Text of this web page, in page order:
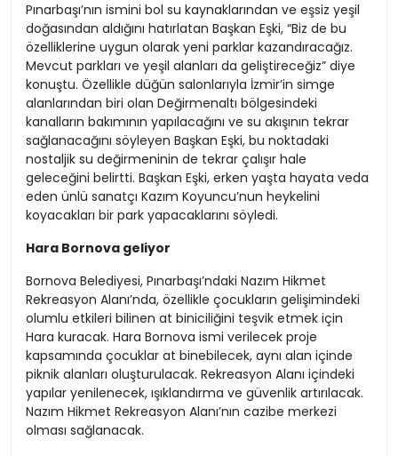
Pınarbaşı’nın ismini bol su kaynaklarından ve eşsiz yeşil
doğasından aldığını hatırlatan Başkan Eşki, “Biz de bu
özelliklerine uygun olarak yeni parklar kazandıracağız.
Mevcut parkları ve yeşil alanları da geliştireceğiz” diye
konuştu. Özellikle düğün salonlarıyla İzmir’in simge
alanlarından biri olan Değirmenaltı bölgesindeki
kanalların bakımının yapılacağını ve su akışının tekrar
sağlanacağını söyleyen Başkan Eşki, bu noktadaki
nostaljik su değirmeninin de tekrar çalışır hale
geleceğini belirtti. Başkan Eşki, erken yaşta hayata veda
eden ünlü sanatçı Kazım Koyuncu’nun heykelini
koyacakları bir park yapacaklarını söyledi.
Hara Bornova geliyor
Bornova Belediyesi, Pınarbaşı’ndaki Nazım Hikmet
Rekreasyon Alanı’nda, özellikle çocukların gelişimindeki
olumlu etkileri bilinen at biniciliğini teşvik etmek için
Hara kuracak. Hara Bornova ismi verilecek proje
kapsamında çocuklar at binebilecek, aynı alan içinde
piknik alanları oluşturulacak. Rekreasyon Alanı içindeki
yapılar yenilenecek, ışıklandırma ve güvenlik artırılacak.
Nazım Hikmet Rekreasyon Alanı’nın cazibe merkezi
olması sağlanacak.